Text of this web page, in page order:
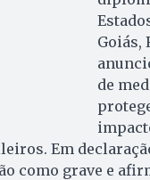
Goiás,
de
Em
como grave e